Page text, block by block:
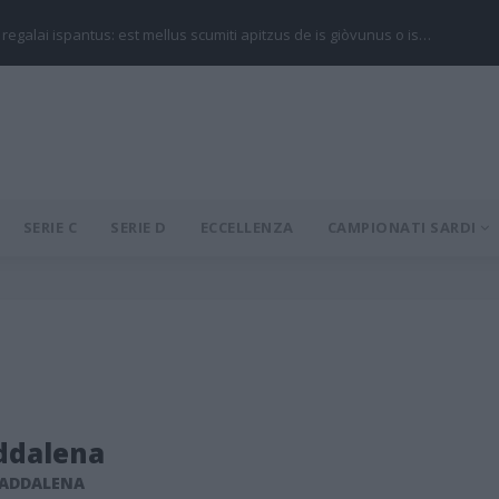
regalai ispantus: est mellus scumiti apitzus de is giòvunus o is…
SERIE C SERIE D ECCELLENZA CAMPIONATI SARDI